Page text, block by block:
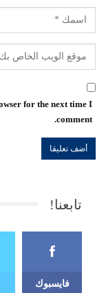
for the next time I
comment.
تابعنا!
فايسبوك